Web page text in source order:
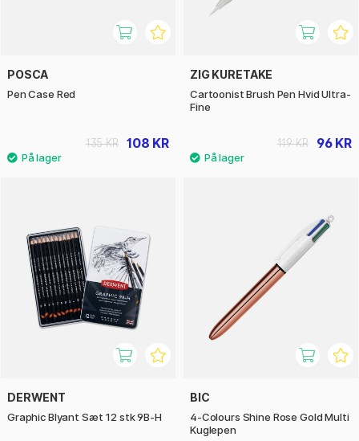
POSCA
Pen Case Red
108 KR
135 KR
ZIG KURETAKE
Cartoonist Brush Pen Hvid Ultra-
Fine
96 KR
119 KR
DERWENT
Graphic Blyant Sæt 12 stk 9B-H
BIC
4-Colours Shine Rose Gold Multi
Kuglepen